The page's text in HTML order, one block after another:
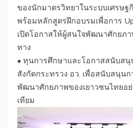
ของนักมาตรวิทยาในระบบเศรษฐ
พร้อมหลักสูตรฝึกอบรมเพื่อการ
เปิดโอกาสให้ผู้สนใจพัฒนาศักยภา
ทาง
• ทุนการศึกษาและโอกาสสนับส
สังกัดกระทรวง อว. เพื่อสนับสนุน
พัฒนาศักยภาพของเยาวชนไทยอย่
เทียม